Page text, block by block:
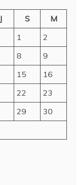
J S
M
1
2
8
9
15
16
22
23
29
30